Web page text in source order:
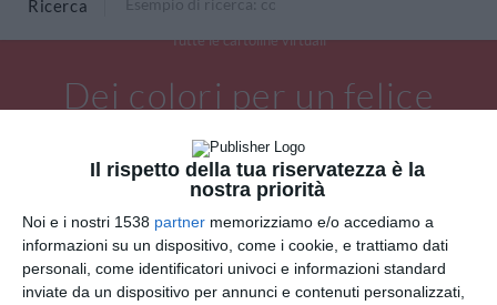
Il rispetto della tua riservatezza è la
nostra priorità
Noi e i nostri 1538 partner memorizziamo e/o accediamo a
informazioni su un dispositivo, come i cookie, e trattiamo dati
personali, come identificatori univoci e informazioni standard
inviate da un dispositivo per annunci e contenuti personalizzati,
Ricerca
Tutte le cartoline virtuali
Dei colori per un felice
compleanno